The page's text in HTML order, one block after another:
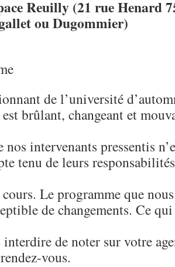
Reuilly (21 rue Henard
ou Dugommier)
de l’université
brûlant, changeant et
nos intervenants pressentis
tenu de leurs
Le programme que
de changements. Ce
de noter sur votre
vous.